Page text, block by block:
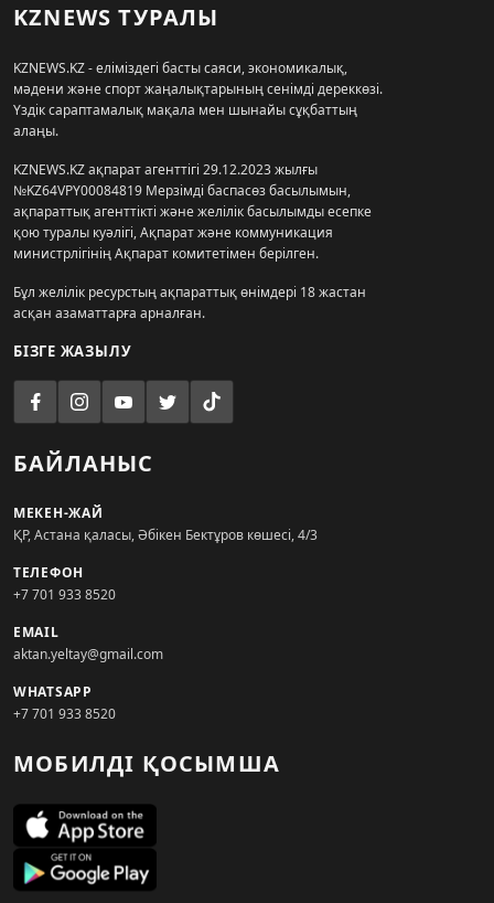
KZNEWS ТУРАЛЫ
KZNEWS.KZ - еліміздегі басты саяси, экономикалық,
мәдени және спорт жаңалықтарының сенімді дереккөзі.
Үздік сараптамалық мақала мен шынайы сұқбаттың
алаңы.
KZNEWS.KZ ақпарат агенттігі 29.12.2023 жылғы
№KZ64VPY00084819 Мерзімді баспасөз басылымын,
ақпараттық агенттікті және желілік басылымды есепке
қою туралы куәлігі, Ақпарат және коммуникация
министрлігінің Ақпарат комитетімен берілген.
Бұл желілік ресурстың ақпараттық өнімдері 18 жастан
асқан азаматтарға арналған.
БІЗГЕ ЖАЗЫЛУ
БАЙЛАНЫС
МЕКЕН-ЖАЙ
ҚР, Астана қаласы, Әбікен Бектұров көшесі, 4/3
ТЕЛЕФОН
+7 701 933 8520
EMAIL
aktan.yeltay@gmail.com
WHATSAPP
+7 701 933 8520
МОБИЛДІ ҚОСЫМША